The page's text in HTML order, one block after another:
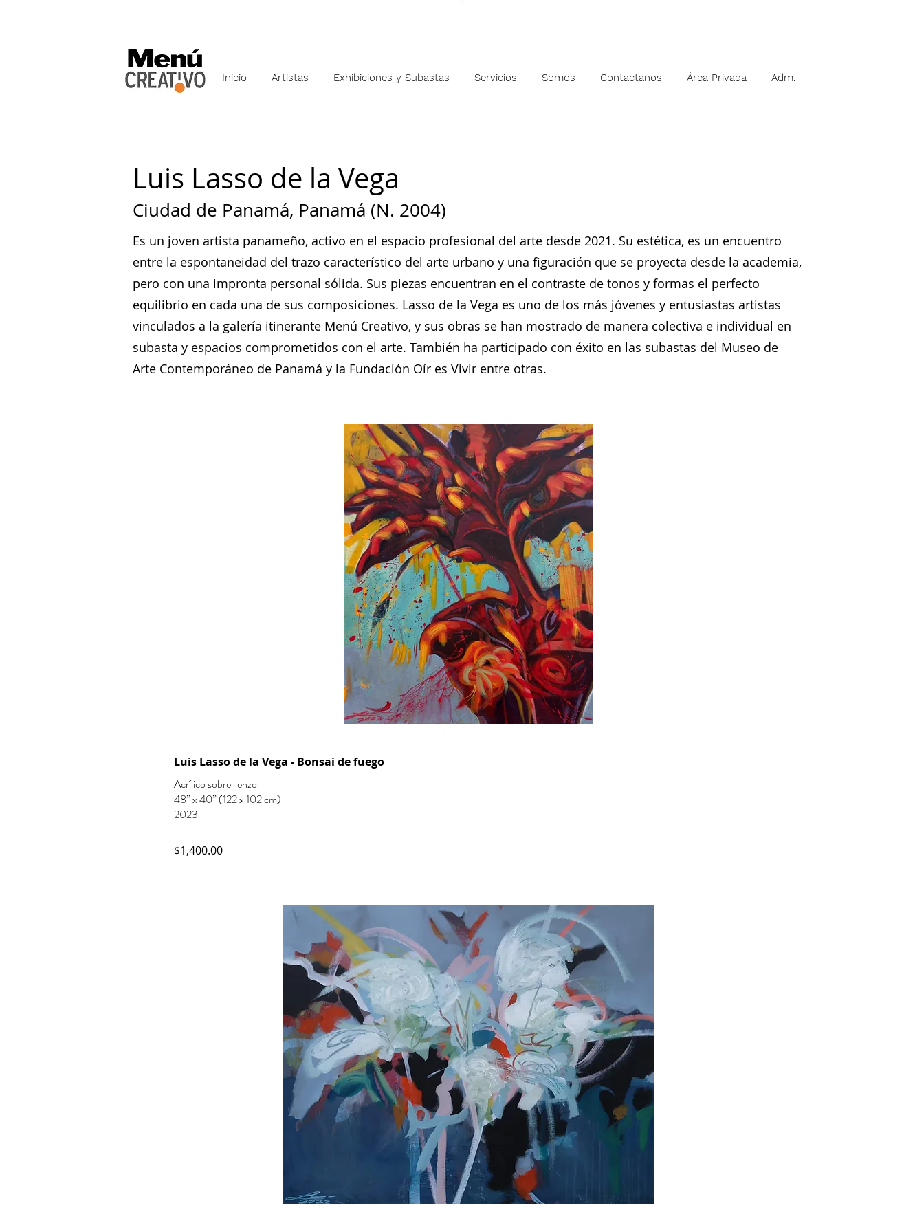
Inicio Artistas Exhibiciones y Subastas Servicios Somos Contactanos Área Privada Adm.
Luis Lasso de la Vega
Ciudad de Panamá, Panamá (N. 2004)
Es un joven artista panameño, activo en el espacio profesional del arte desde 2021. Su estética, es un encuentro
entre la espontaneidad del trazo característico del arte urbano y una figuración que se proyecta desde la academia,
pero con una impronta personal sólida. Sus piezas encuentran en el contraste de tonos y formas el perfecto
equilibrio en cada una de sus composiciones. Lasso de la Vega es uno de los más jóvenes y entusiastas artistas
vinculados a la galería itinerante Menú Creativo, y sus obras se han mostrado de manera colectiva e individual en
subasta y espacios comprometidos con el arte. También ha participado con éxito en las subastas del Museo de
Arte Contemporáneo de Panamá y la Fundación Oír es Vivir entre otras.
Luis Lasso de la Vega - Bonsai de fuego
Acrílico sobre lienzo
48” x 40” (122 x 102 cm)
2023
$1,400.00